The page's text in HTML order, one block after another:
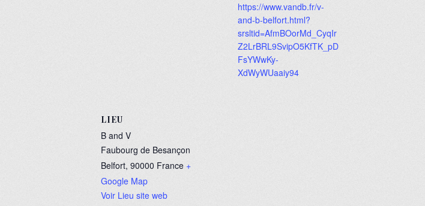
https://www.vandb.fr/v-
and-b-belfort.html?
srsltid=AfmBOorMd_CyqIr
Z2LrBRL9SvipO5KfTK_pD
FsYWwKy-
XdWyWUaaiy94
LIEU
B and V
Faubourg de Besançon
Belfort, 90000 France +
Google Map
Voir Lieu site web